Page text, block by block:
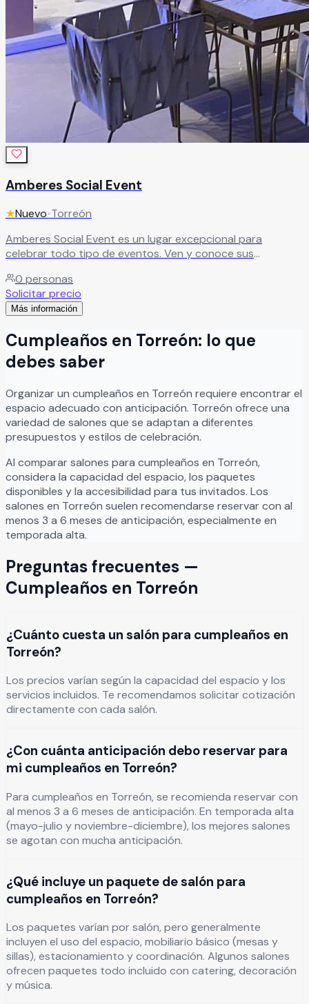
Amberes Social Event
★Nuevo•Torreón
Amberes Social Event es un lugar excepcional para
celebrar todo tipo de eventos. Ven y conoce sus
Ideal para fiestas, bodas, XV años, bautizos y más, ofrece
el espacio perfecto para vivir celebraciones inolvidables en
un ambiente especial.
0 personas
Solicitar precio
Más información
Cumpleaños en Torreón: lo que
debes saber
Organizarun cumpleaños en Torreón requiere encontrar el
espacio adecuado con anticipación. Torreón ofrece una
variedad de salones que se adaptan a diferentes
presupuestos y estilos de celebración.
Al comparar salones para cumpleaños en Torreón,
considera la capacidad del espacio, los paquetes
disponibles y la accesibilidad para tus invitados. Los
salones en Torreón suelen recomendarse reservar con al
menos 3 a 6 meses de anticipación, especialmente en
temporada alta.
Preguntas frecuentes —
Cumpleaños en Torreón
¿Cuánto cuesta un salón para cumpleaños en
Torreón?
Los precios varían según la capacidad del espacio y los
servicios incluidos. Te recomendamos solicitar cotización
directamente con cada salón.
¿Con cuánta anticipación debo reservar para
mi cumpleaños en Torreón?
Para cumpleaños en Torreón, se recomienda reservar con
al menos 3 a 6 meses de anticipación. En temporada alta
(mayo-julio y noviembre-diciembre), los mejores salones
se agotan con mucha anticipación.
¿Qué incluye un paquete de salón para
cumpleaños en Torreón?
Los paquetes varían por salón, pero generalmente
incluyen el uso del espacio, mobiliario básico (mesas y
sillas), estacionamiento y coordinación. Algunos salones
ofrecen paquetes todo incluido con catering, decoración
y música.